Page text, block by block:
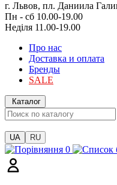
г. Львов, пл. Даниила
Пн - сб 10.00-19.00
Неділя 11.00-19.00
Про нас
Доставка и оплата
Бренды
SALE
Каталог
UA RU
0